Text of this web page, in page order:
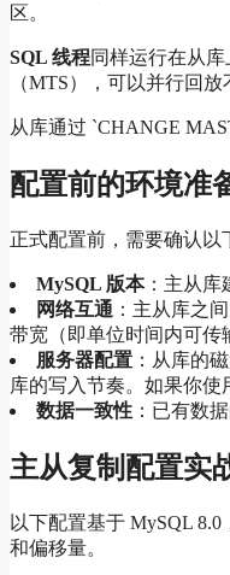
区。
SQL 线程同样运行在从
（MTS），可以并行回
从库通过 `CHANGE
配置前的环境准
正式配置前，需要确认以
MySQL 版本：主从库
网络互通 ：主从库之
带宽（即单位时间内可传
服务器配置 ：从库的
库的写入节奏。如果你使
数据一致性 ：已有数
主从复制配置实
以下配置基于 MySQL
和偏移量。